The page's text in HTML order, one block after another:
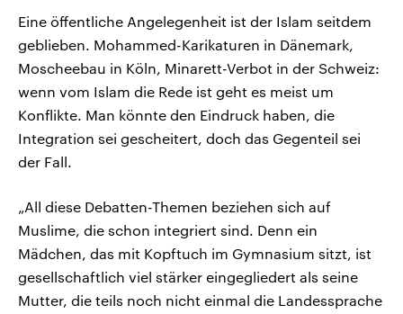
Eine öffentliche Angelegenheit ist der Islam seitdem
geblieben. Mohammed-Karikaturen in Dänemark,
Moscheebau in Köln, Minarett-Verbot in der Schweiz:
wenn vom Islam die Rede ist geht es meist um
Konflikte. Man könnte den Eindruck haben, die
Integration sei gescheitert, doch das Gegenteil sei
der Fall.
„All diese Debatten-Themen beziehen sich auf
Muslime, die schon integriert sind. Denn ein
Mädchen, das mit Kopftuch im Gymnasium sitzt, ist
gesellschaftlich viel stärker eingegliedert als seine
Mutter, die teils noch nicht einmal die Landessprache